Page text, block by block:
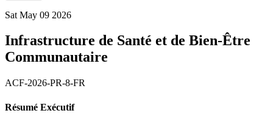
Sat May 09 2026
Infrastructure de Santé et de Bien-Être
Communautaire
ACF-2026-PR-8-FR
Résumé Exécutif